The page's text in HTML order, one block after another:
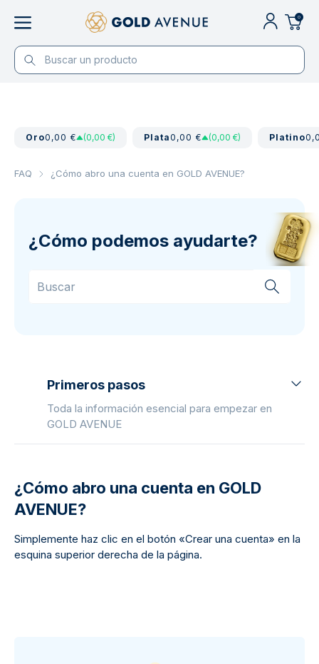
0
Oro0,00 € (0,00 €) Plata0,00 € (0,00 €) Platino
FAQ ¿Cómo abro una cuenta en GOLD AVENUE?
¿Cómo podemos ayudarte?
Primeros pasos
Toda la información esencial para empezar en
GOLD AVENUE
¿Cómo abro una cuenta en GOLD
AVENUE?
Simplemente haz clic en el botón «Crear una cuenta» en la
esquina superior derecha de la página.